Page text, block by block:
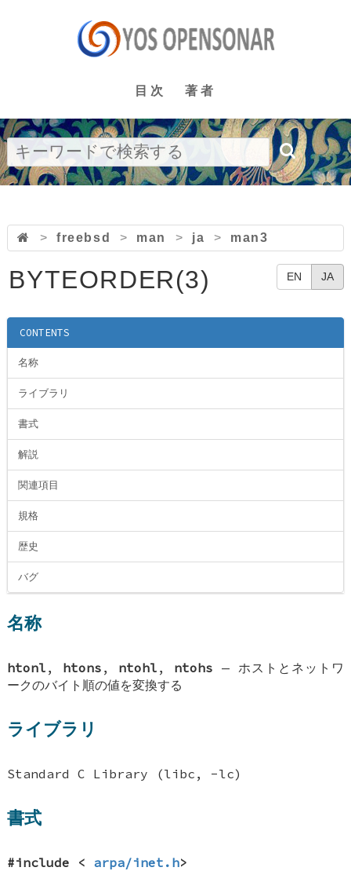
目次 著者
> freebsd > man > ja > man3
EN JA
BYTEORDER(3)
CONTENTS
名称
ライブラリ
書式
解説
関連項目
規格
歴史
バグ
名称
htonl , htons , ntohl , ntohs — ホストとネットワ
ークのバイト順の値を変換する
ライブラリ
Standard C Library (libc, -lc)
書式
#include < arpa/inet.h>